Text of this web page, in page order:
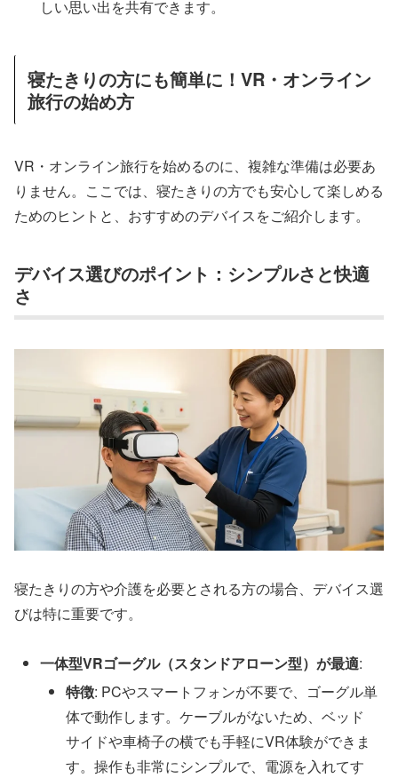
しい思い出を共有できます。
寝たきりの方にも簡単に！VR・オンライン
旅行の始め方
VR・オンライン旅行を始めるのに、複雑な準備は必要あ
りません。ここでは、寝たきりの方でも安心して楽しめる
ためのヒントと、おすすめのデバイスをご紹介します。
デバイス選びのポイント：シンプルさと快適
さ
寝たきりの方や介護を必要とされる方の場合、デバイス選
びは特に重要です。
一体型VRゴーグル（スタンドアローン型）が最適:
特徴: PCやスマートフォンが不要で、ゴーグル単
体で動作します。ケーブルがないため、ベッド
サイドや車椅子の横でも手軽にVR体験ができま
す。操作も非常にシンプルで、電源を入れてす